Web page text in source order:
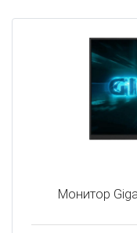
Монитор